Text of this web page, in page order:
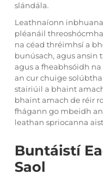
slándála.
Leathnaíonn
pléanáil
na céad thréimhsí a
bunúsach, agus
agus a fheabhsóidh
an cur chuige
stairiúil a bhaint
bhaint amach de réir
fhágann go mbeidh
leathan spriocanna
Buntáistí
Saol